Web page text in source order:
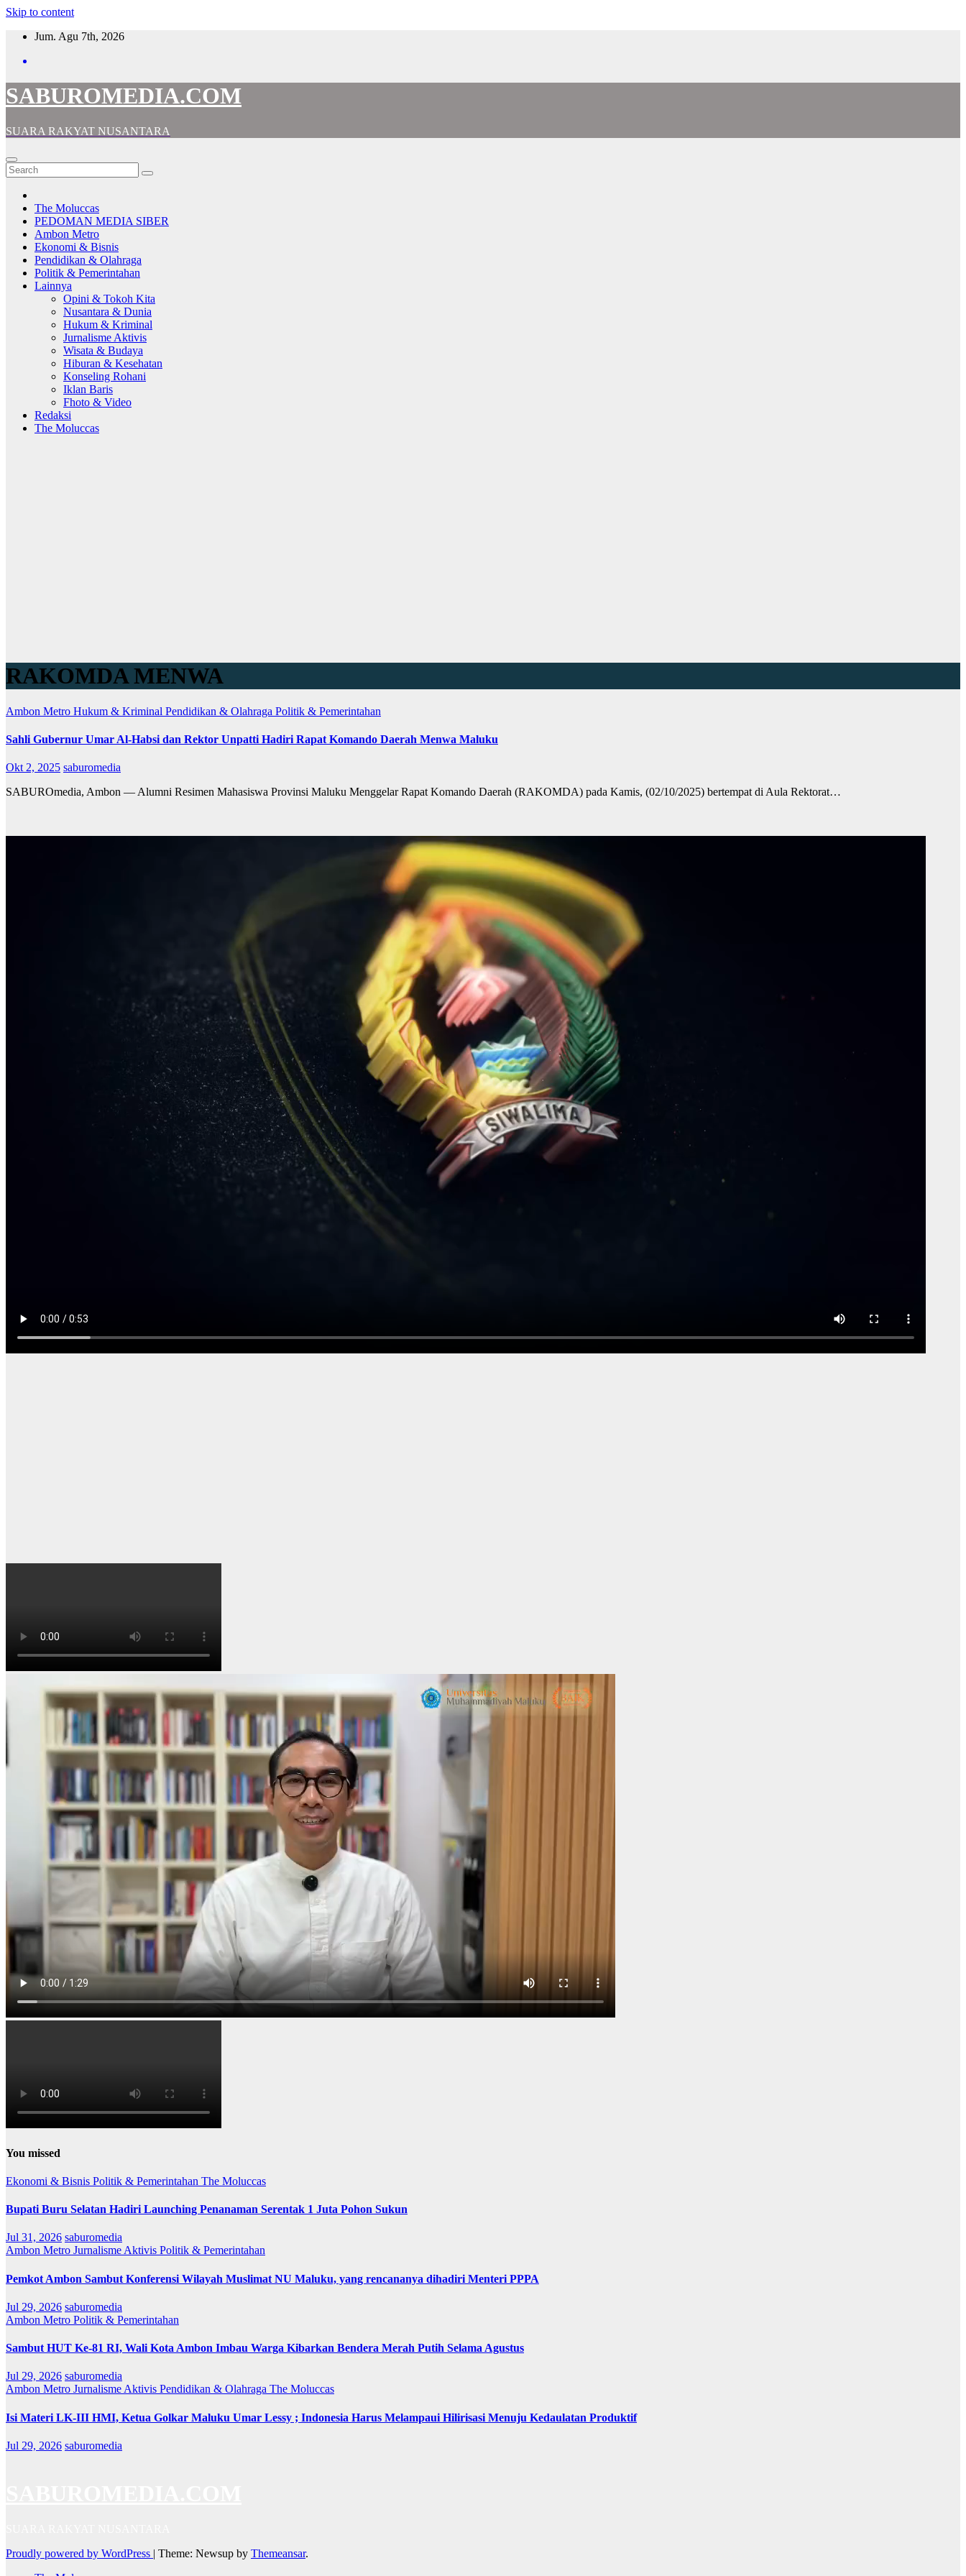
Skip to content
Jum. Agu 7th, 2026
SABUROMEDIA.COM
SUARA RAKYAT NUSANTARA
The Moluccas
PEDOMAN MEDIA SIBER
Ambon Metro
Ekonomi & Bisnis
Pendidikan & Olahraga
Politik & Pemerintahan
Lainnya
Opini & Tokoh Kita
Nusantara & Dunia
Hukum & Kriminal
Jurnalisme Aktivis
Wisata & Budaya
Hiburan & Kesehatan
Konseling Rohani
Iklan Baris
Fhoto & Video
Redaksi
The Moluccas
RAKOMDA MENWA
Ambon Metro Hukum & Kriminal Pendidikan & Olahraga Politik & Pemerintahan
Sahli Gubernur Umar Al-Habsi dan Rektor Unpatti Hadiri Rapat Komando Daerah Menwa Maluku
Okt 2, 2025 saburomedia
SABUROmedia, Ambon — Alumni Resimen Mahasiswa Provinsi Maluku Menggelar Rapat Komando Daerah (RAKOMDA) pada Kamis, (02/10/2025) bertempat di Aula Rektorat…
You missed
Ekonomi & Bisnis Politik & Pemerintahan The Moluccas
Bupati Buru Selatan Hadiri Launching Penanaman Serentak 1 Juta Pohon Sukun
Jul 31, 2026 saburomedia
Ambon Metro Jurnalisme Aktivis Politik & Pemerintahan
Pemkot Ambon Sambut Konferensi Wilayah Muslimat NU Maluku, yang rencananya dihadiri Menteri PPPA
Jul 29, 2026 saburomedia
Ambon Metro Politik & Pemerintahan
Sambut HUT Ke-81 RI, Wali Kota Ambon Imbau Warga Kibarkan Bendera Merah Putih Selama Agustus
Jul 29, 2026 saburomedia
Ambon Metro Jurnalisme Aktivis Pendidikan & Olahraga The Moluccas
Isi Materi LK-III HMI, Ketua Golkar Maluku Umar Lessy ; Indonesia Harus Melampaui Hilirisasi Menuju Kedaulatan Produktif
Jul 29, 2026 saburomedia
Proudly powered by WordPress | Theme: Newsup by Themeansar.